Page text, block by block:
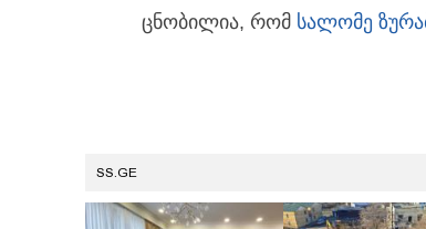
ცნობილია, რომ სალომე
SS.GE